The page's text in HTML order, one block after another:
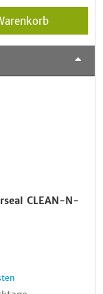
CLEAN-N-